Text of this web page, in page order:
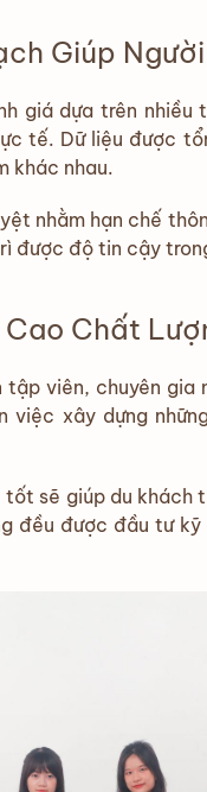
Giúp
giá dựa trên
tế. Dữ liệu được
khác nhau.
nhằm hạn chế
được độ tin cậy
Chất
tập viên, chuyên
việc xây dựng
sẽ giúp du khách
đều được đầu tư